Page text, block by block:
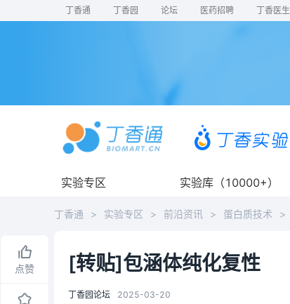
丁香通 丁香园 论坛 医药招聘 丁香医生
实验专区 实验库（10000+）
丁香通 > 实验专区 > 前沿资讯 > 蛋白质技术 >
点赞 [转贴]包涵体纯化复性
丁香园论坛 2025-03-20